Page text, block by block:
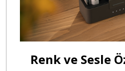
Renk ve Sesle